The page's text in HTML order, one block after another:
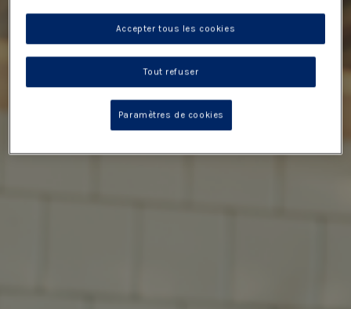
Tout refuser
Accepter tous les cookies
Paramètres de cookies